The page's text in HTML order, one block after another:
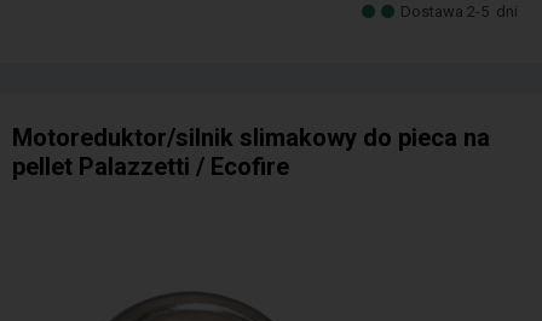
Dostawa 2-5 dni
Motoreduktor/silnik slimakowy do pieca na
pellet Palazzetti / Ecofire